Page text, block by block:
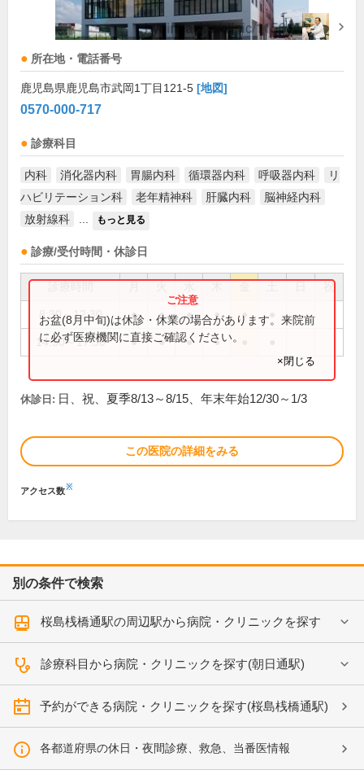
所在地・電話番号
鹿児島県鹿児島市武岡1丁目121-5 [地図]
0570-000-717
診療科目
内科 消化器内科 胃腸内科 循環器内科 呼吸器内科
リ
ハビリテーション科
老年精神科 肝臓内科
脳神経内科
放射線科
もっと見る
診療/受付時間・休診日
祝
8:30～12:30 ● ● ● ● ●
14:30～17:30 ● ● ● ●
お盆(8月中旬)は休診・休業の場合があります。来院前
に必ず医療機関に直接ご確認ください。
×閉じる
休診日: 日、祝、夏季8/13～8/15、年末年始12/30～1/3
この医院の詳細をみる
アクセス数※
別の条件で検索
桜島桟橋通駅の周辺駅から病院・クリニックを探す
診療科目から病院・クリニックを探す(朝日通駅)
予約ができる病院・クリニックを探す(桜島桟橋通駅)
各都道府県の休日・夜間診療、救急、当番医情報